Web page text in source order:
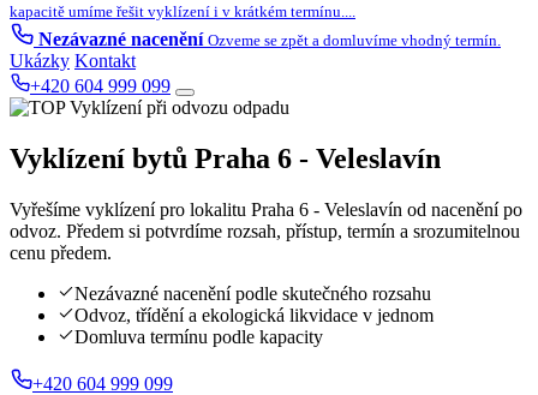
kapacitě umíme řešit vyklízení i v krátkém termínu....
Nezávazné nacenění Ozveme se zpět a domluvíme vhodný termín.
Ukázky Kontakt
+420 604 999 099
Vyklízení bytů Praha 6 - Veleslavín
Vyřešíme vyklízení pro lokalitu Praha 6 - Veleslavín od nacenění po
odvoz. Předem si potvrdíme rozsah, přístup, termín a srozumitelnou
cenu předem.
Nezávazné nacenění podle skutečného rozsahu
Odvoz, třídění a ekologická likvidace v jednom
Domluva termínu podle kapacity
+420 604 999 099